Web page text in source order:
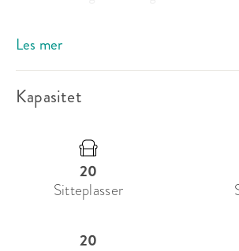
Kulturgalleri – der kunst, natur og
Leter du etter et unikt lokale til ditt
arrangement? Hardanger
spesiell ramme rundt både private
oppleve spektakulær vestlandsnatur,
atmosfære og inspirerende
forening.
Les mer
Kapasitet
20
Sitteplasser
20